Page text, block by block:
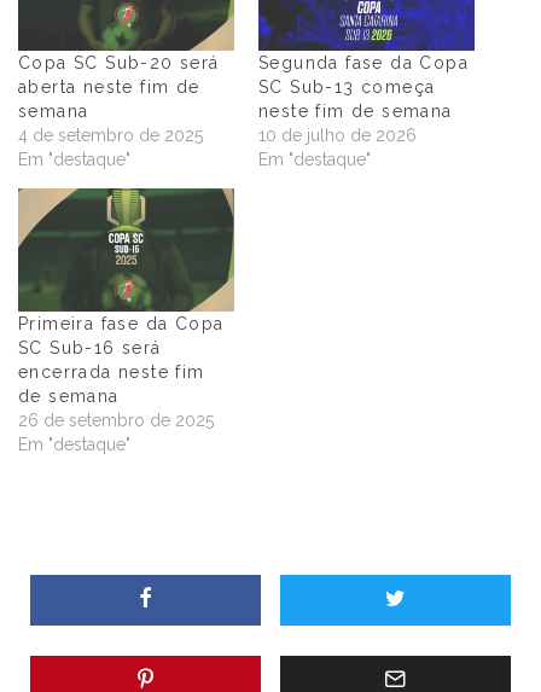
Copa SC Sub-20 será
aberta neste fim de
semana
4 de setembro de 2025
Em "destaque"
Segunda fase da Copa
SC Sub-13 começa
neste fim de semana
10 de julho de 2026
Em "destaque"
Primeira fase da Copa
SC Sub-16 será
encerrada neste fim
de semana
26 de setembro de 2025
Em "destaque"